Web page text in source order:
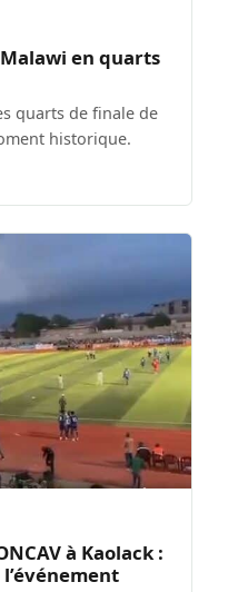
en quarts
quarts de finale de
historique.
à Kaolack :